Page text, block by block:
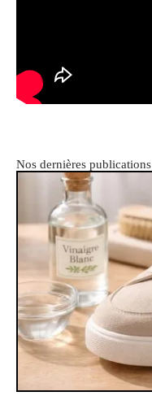
Nos dernières publications